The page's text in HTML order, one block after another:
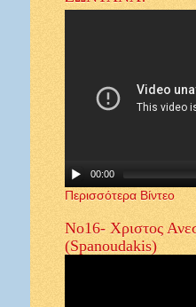
00:00
Περισσότερα Βίντεο
Νο16- Χριστος
(Spanoudakis)